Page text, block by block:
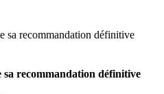
recommandation définitive